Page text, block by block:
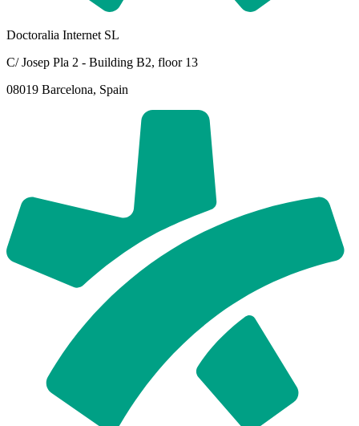
Doctoralia Internet SL
C/ Josep Pla 2 - Building B2, floor 13
08019 Barcelona, Spain